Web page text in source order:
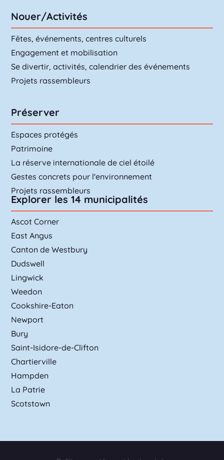
Nouer/Activités
Fêtes, événements, centres culturels
Engagement et mobilisation
Se divertir, activités, calendrier des événements
Projets rassembleurs
Préserver
Espaces protégés
Patrimoine
La réserve internationale de ciel étoilé
Gestes concrets pour l'environnement
Projets rassembleurs
Explorer les 14 municipalités
Ascot Corner
East Angus
Canton de Westbury
Dudswell
Lingwick
Weedon
Cookshire-Eaton
Newport
Bury
Saint-Isidore-de-Clifton
Chartierville
Hampden
La Patrie
Scotstown